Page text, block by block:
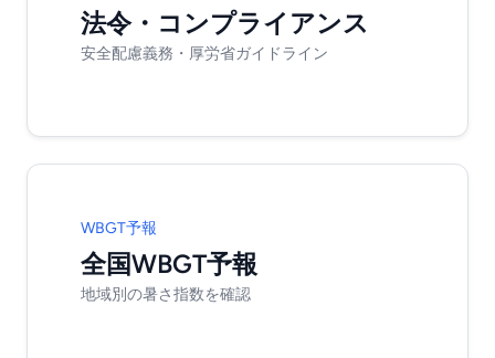
法令・コンプライアンス
安全配慮義務・厚労省ガイドライン
WBGT予報
全国WBGT予報
地域別の暑さ指数を確認